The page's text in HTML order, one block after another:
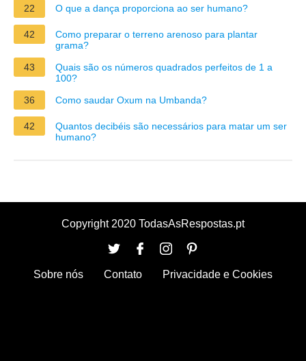
22 O que a dança proporciona ao ser humano?
42
Como preparar o terreno arenoso para plantar
grama?
43
Quais são os números quadrados perfeitos de 1 a
100?
36
Como saudar Oxum na Umbanda?
42
Quantos decibéis são necessários para matar um ser
humano?
Copyright 2020 TodasAsRespostas.pt
Sobre nós Contato Privacidade e Cookies